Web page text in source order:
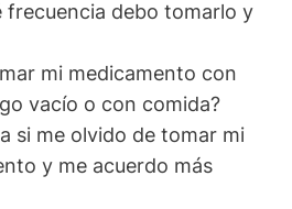
frecuencia debo tomarlo y
mi medicamento con
vacío o con comida?
si me olvido de tomar mi
y me acuerdo más